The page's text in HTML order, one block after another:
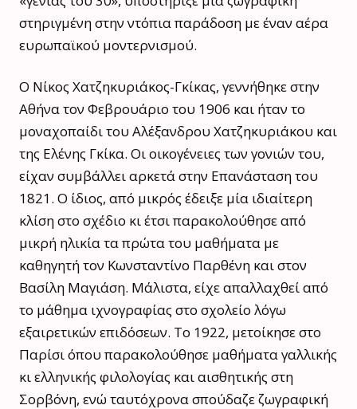
στηριγμένη στην ντόπια παράδοση με έναν αέρα
ευρωπαϊκού μοντερνισμού.
Ο Νίκος Χατζηκυριάκος-Γκίκας, γεννήθηκε στην
Αθήνα τον Φεβρουάριο του 1906 και ήταν το
μοναχοπαίδι του Αλέξανδρου Χατζηκυριάκου και
της Ελένης Γκίκα. Οι οικογένειες των γονιών του,
είχαν συμβάλλει αρκετά στην Επανάσταση του
1821. Ο ίδιος, από μικρός έδειξε μία ιδιαίτερη
κλίση στο σχέδιο κι έτσι παρακολούθησε από
μικρή ηλικία τα πρώτα του μαθήματα με
καθηγητή τον Κωνσταντίνο Παρθένη και στον
Βασίλη Μαγιάση. Μάλιστα, είχε απαλλαχθεί από
το μάθημα ιχνογραφίας στο σχολείο λόγω
εξαιρετικών επιδόσεων. Το 1922, μετοίκησε στο
Παρίσι όπου παρακολούθησε μαθήματα γαλλικής
κι ελληνικής φιλολογίας και αισθητικής στη
Σορβόνη, ενώ ταυτόχρονα σπούδαζε ζωγραφική